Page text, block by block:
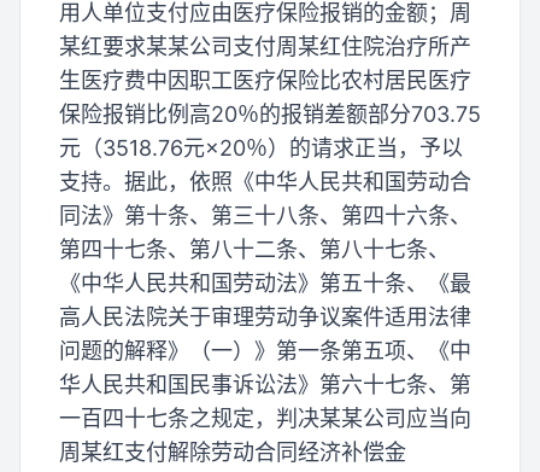
用人单位支付应由医疗保险报销的金额；周
某红要求某某公司支付周某红住院治疗所产
生医疗费中因职工医疗保险比农村居民医疗
保险报销比例高20％的报销差额部分703.75
元（3518.76元×20％）的请求正当，予以
支持。据此，依照《中华人民共和国劳动合
同法》第十条、第三十八条、第四十六条、
第四十七条、第八十二条、第八十七条、
《中华人民共和国劳动法》第五十条、《最
高人民法院关于审理劳动争议案件适用法律
问题的解释》（一）》第一条第五项、《中
华人民共和国民事诉讼法》第六十七条、第
一百四十七条之规定，判决某某公司应当向
周某红支付解除劳动合同经济补偿金